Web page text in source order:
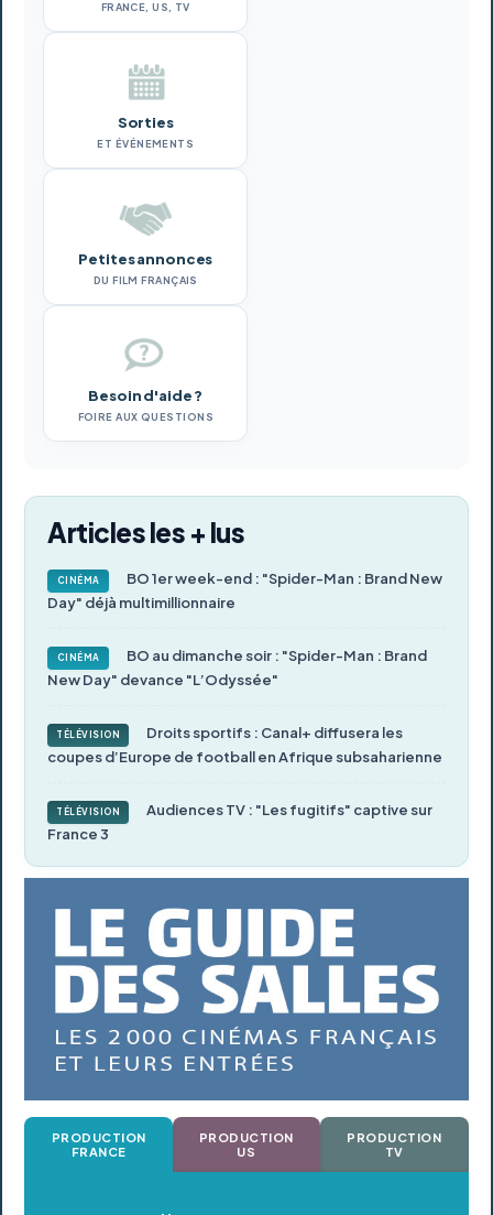
FRANCE, US, TV
Sorties
ET ÉVÉNEMENTS
Petites annonces
DU FILM FRANÇAIS
Besoin d'aide ?
FOIRE AUX QUESTIONS
Articles les + lus
CINÉMA
BO 1er week-end : "Spider-Man : Brand New
Day" déjà multimillionnaire
CINÉMA
BO au dimanche soir : "Spider-Man : Brand
New Day" devance "L’Odyssée"
TÉLÉVISION
Droits sportifs : Canal+ diffusera les
coupes d’Europe de football en Afrique subsaharienne
TÉLÉVISION
Audiences TV : "Les fugitifs" captive sur
France 3
PRODUCTION
FRANCE
PRODUCTION
US
PRODUCTION
TV